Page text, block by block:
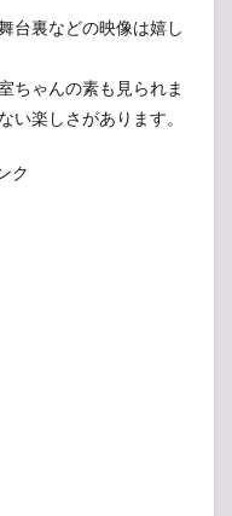
台裏などの映像は嬉し
ちゃんの素も見られま
い楽しさがあります。
ク